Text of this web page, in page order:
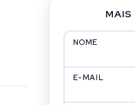
MAIS
NOME
E-MAIL